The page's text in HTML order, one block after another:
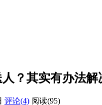
？其实有办法解
评论(4) 阅读(95)